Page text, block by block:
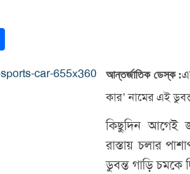
আন্তর্জাতিক ডেস্ক :
কার’ নামের এই
কিছুদিন আগেই
রাস্তায় চলার
ডুবন্ত গাড়ি চমকে